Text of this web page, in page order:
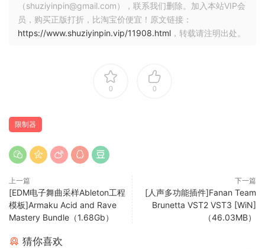
Note that OVC-128 is a relatively CPU-demanding effect
plugin, it requires a higher-end processor for comfortable
clipping on 1000 tracks.
Clipping hardness control
Stereo processing
64-bit floating point processing
Preset manager
Undo/redo history
A/B comparisons
Contextual hint messages
All sample rates support
38 ms compensated processing latency
（shuziyinpin@gmail.com），联系我们删除。加入本站VIP会
员，购买正版打折，比淘宝价便宜！原文链接：
https://www.shuziyinpin.vip/11908.html ，转载请注明出处。
0 0
限制器
上一篇
[EDM电子舞曲采样Ableton工程
模板]Armaku Acid and Rave
Mastery Bundle（1.68Gb）
下一篇
[人声多功能插件]Fanan Team
Brunetta VST2 VST3 [WiN]
（46.03MB）
猜你喜欢